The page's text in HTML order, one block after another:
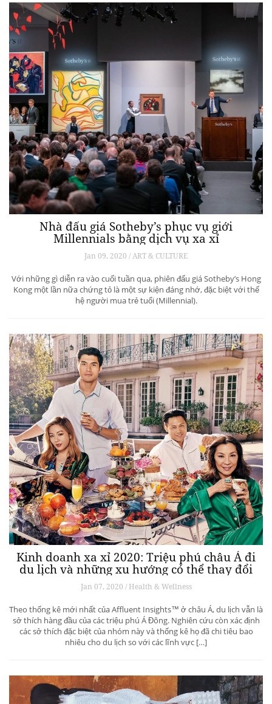
Nhà đấu giá Sotheby’s phục vụ giới
Millennials bằng dịch vụ xa xỉ
Jan 09, 2020 / ART & CULTURE
Với những gì diễn ra vào cuối tuần qua, phiên đấu giá Sotheby’s Hong
Kong một lần nữa chứng tỏ là một sự kiện đáng nhớ, đặc biệt với thế
hệ người mua trẻ tuổi (Millennial).
Kinh doanh xa xỉ 2020: Triệu phú châu Á đi
du lịch và những xu hướng có thể thay đổi
ngành du lịch thượng lưu
Jan 07, 2020 / Health & Wellness
Theo thống kê mới nhất của Affluent Insights™ ở châu Á, du lịch vẫn là
sở thích hàng đầu của các triệu phú Á Đông. Nghiên cứu còn xác định
các sở thích đặc biệt của nhóm này và thống kê họ đã chi tiêu bao
nhiêu cho du lịch so với các lĩnh vực […]